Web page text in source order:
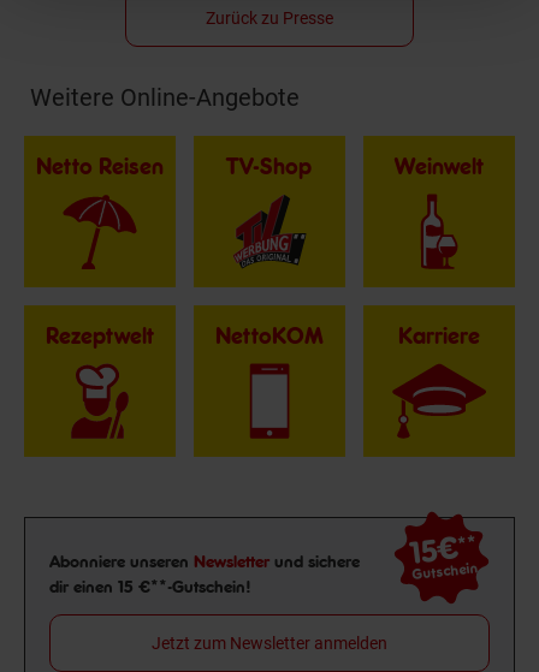
Zurück zu Presse
Fußzeile
Weitere Online-Angebote
Netto Reisen TV-Shop Weinwelt
Rezeptwelt NettoKOM Karriere
Newsletter Anmeldung
Abonniere unseren Newsletter und sichere
dir einen 15 €**-Gutschein!
15€**
Gutschein
Jetzt zum Newsletter anmelden